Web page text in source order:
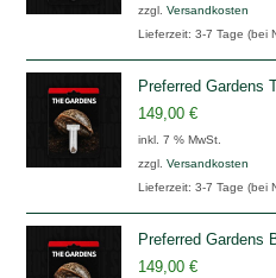
zzgl.Versandkosten
Lieferzeit:3-7 Tage (bei
Preferred Gardens
149,00€
inkl. 7 % MwSt.
zzgl.Versandkosten
Lieferzeit:3-7 Tage (bei
Preferred Gardens
149,00€